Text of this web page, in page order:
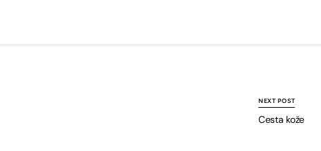
NEXT POST
Cesta kože